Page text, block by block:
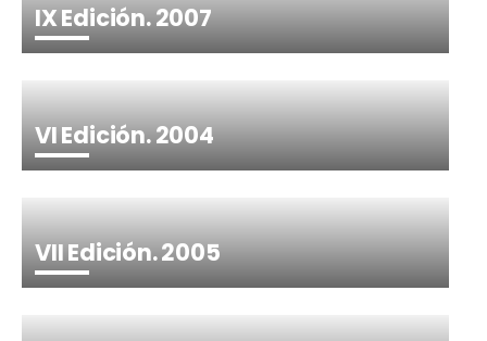
IX Edición. 2007
VI Edición. 2004
VII Edición. 2005